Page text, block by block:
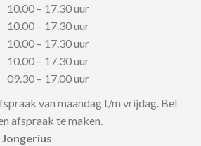
10.00 – 17.30 uur
10.00 – 17.30 uur
10.00 – 17.30 uur
10.00 – 17.30 uur
09.30 – 17.00 uur
van maandag t/m vrijdag. Bel
afspraak te maken.